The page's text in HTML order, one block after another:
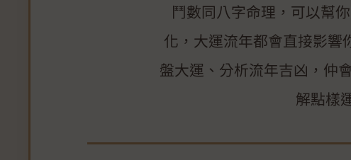
鬥數同八字命理，可以幫
化，大運流年都會直接影響
盤大運、分析流年吉凶，仲
解點樣